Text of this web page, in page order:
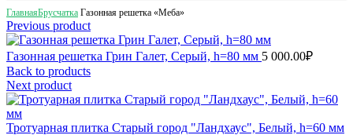
ГлавнаяБрусчатка Газонная решетка «Меба»
Previous product
Газонная решетка Грин Галет, Серый, h=80 мм 5 000.00₽
Back to products
Next product
Тротуарная плитка Старый город "Ландхаус", Белый, h=60 мм